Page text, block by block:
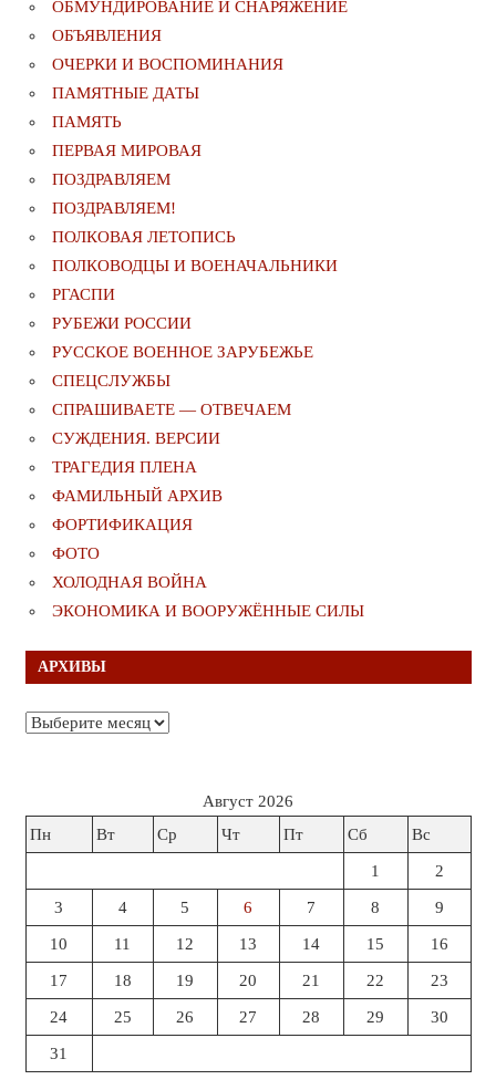
ОБМУНДИРОВАНИЕ И СНАРЯЖЕНИЕ
ОБЪЯВЛЕНИЯ
ОЧЕРКИ И ВОСПОМИНАНИЯ
ПАМЯТНЫЕ ДАТЫ
ПАМЯТЬ
ПЕРВАЯ МИРОВАЯ
ПОЗДРАВЛЯЕМ
ПОЗДРАВЛЯЕМ!
ПОЛКОВАЯ ЛЕТОПИСЬ
ПОЛКОВОДЦЫ И ВОЕНАЧАЛЬНИКИ
РГАСПИ
РУБЕЖИ РОССИИ
РУССКОЕ ВОЕННОЕ ЗАРУБЕЖЬЕ
СПЕЦСЛУЖБЫ
СПРАШИВАЕТЕ — ОТВЕЧАЕМ
СУЖДЕНИЯ. ВЕРСИИ
ТРАГЕДИЯ ПЛЕНА
ФАМИЛЬНЫЙ АРХИВ
ФОРТИФИКАЦИЯ
ФОТО
ХОЛОДНАЯ ВОЙНА
ЭКОНОМИКА И ВООРУЖЁННЫЕ СИЛЫ
АРХИВЫ
Архивы
Август 2026
Пн
Вт Ср Чт Пт Сб Вс
1 2
3 4 5 6 7 8 9
10 11 12 13 14 15 16
17 18 19 20 21 22 23
24 25 26 27 28 29 30
31